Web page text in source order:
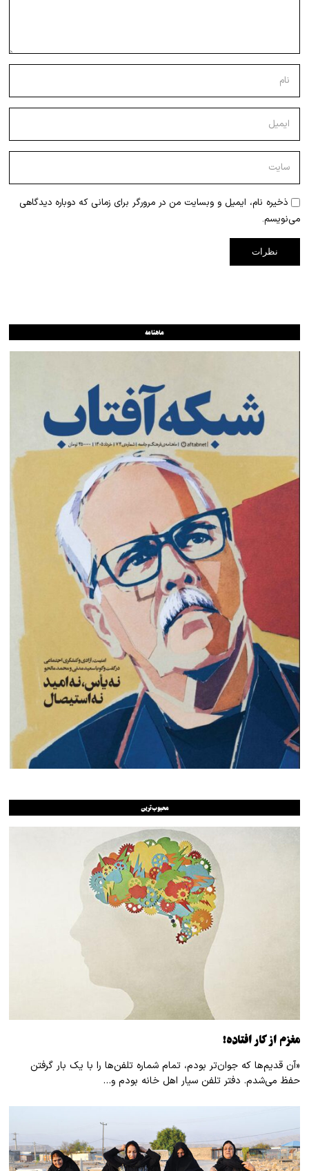
ذخیره نام، ایمیل و وبسایت من در مرورگر برای زمانی که دوباره دیدگاهی
می‌نویسم.
ماهنامه
محبوب‌ترین
مغزم از کار افتاده!
«آن قدیم‌ها که جوان‌تر بودم، تمام شماره تلفن‌ها را با یک بار گرفتن
حفظ می‌شدم. دفتر تلفن سیار اهل خانه بودم و…